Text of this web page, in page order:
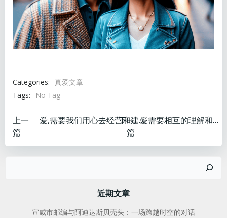
Categories: 真爱文章
Tags:
No Tag
文
章
上一
篇
爱,需要我们用心去经营和建立英文
文
章
航
下一
篇
愛需要相互的理解和包容。
近期文章
宣威市邮编与阿迪达斯贝壳头：一场跨越时空的对话